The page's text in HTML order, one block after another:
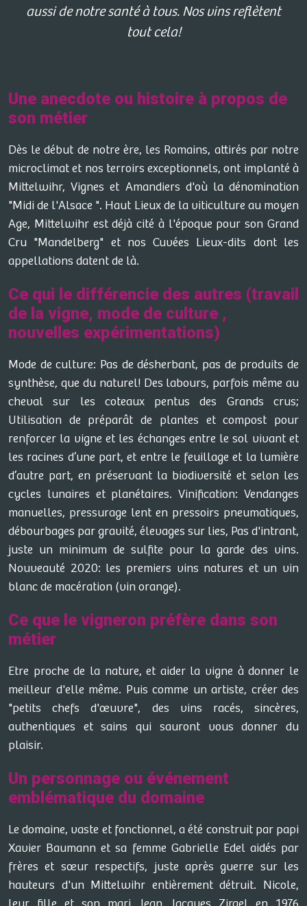
aussi de notre santé à tous. Nos vins reflètent
tout cela!
Une anecdote ou histoire à propos de
son métier
Dès le début de notre ère, les Romains, attirés par notre
microclimat et nos terroirs exceptionnels, ont implanté à
Mittelwihr, Vignes et Amandiers d'où la dénomination
"Midi de l'Alsace ". Haut Lieux de la viticulture au moyen
Age, Mittelwihr est déjà cité à l'époque pour son Grand
Cru "Mandelberg" et nos Cuvées Lieux-dits dont les
appellations datent de là.
Ce qui le différencie des autres (travail
de la vigne, mode de culture ,
nouvelles expérimentations)
Mode de culture: Pas de désherbant, pas de produits de
synthèse, que du naturel! Des labours, parfois même au
cheval sur les coteaux pentus des Grands crus;
Utilisation de préparât de plantes et compost pour
renforcer la vigne et les échanges entre le sol vivant et
les racines d’une part, et entre le feuillage et la lumière
d’autre part, en préservant la biodiversité et selon les
cycles lunaires et planétaires. Vinification: Vendanges
manuelles, pressurage lent en pressoirs pneumatiques,
débourbages par gravité, élevages sur lies, Pas d'intrant,
juste un minimum de sulfite pour la garde des vins.
Nouveauté 2020: les premiers vins natures et un vin
blanc de macération (vin orange).
Ce que le vigneron préfère dans son
métier
Etre proche de la nature, et aider la vigne à donner le
meilleur d'elle même. Puis comme un artiste, créer des
"petits chefs d'œuvre", des vins racés, sincères,
authentiques et sains qui sauront vous donner du
plaisir.
Un personnage ou événement
emblématique du domaine
Le domaine, vaste et fonctionnel, a été construit par papi
Xavier Baumann et sa femme Gabrielle Edel aidés par
frères et sœur respectifs, juste après guerre sur les
hauteurs d'un Mittelwihr entièrement détruit. Nicole,